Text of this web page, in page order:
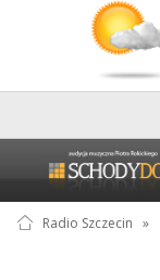
Radio Szczecin »